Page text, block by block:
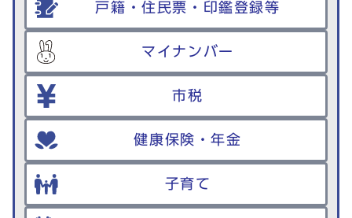
戸籍・住民票・印鑑登録等
マイナンバー
市税
健康保険・年金
子育て